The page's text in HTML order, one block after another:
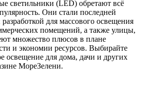
светильники (LED) обретают всё
Они стали последней
разработкой для массового освещения
помещений, а также улицы,
множество плюсов в плане
и экономии ресурсов. Выбирайте
освещение для дома, дачи и других
МореЗелени.